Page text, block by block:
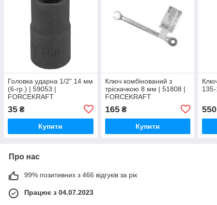
Головка ударна 1/2" 14 мм
(6-гр.) | 59053 |
FORCEKRAFT
35 ₴
Купити
Ключ комбінований з
тріскачкою 8 мм | 51808 |
FORCEKRAFT
165₴
Купити
550
Про нас
99% позитивних з 466 відгуків за рік
Працює з 04.07.2023